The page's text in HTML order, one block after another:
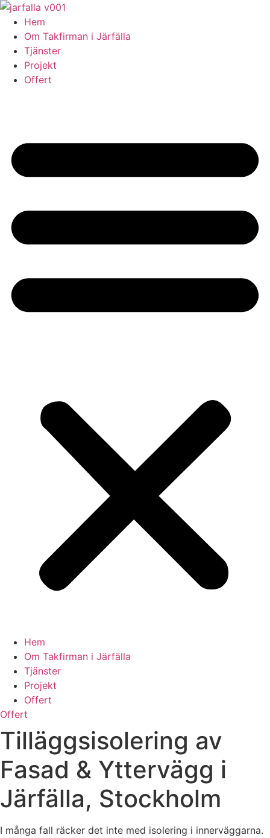
Skip
content
Hem
Om Takfirman i Järfälla
Tjänster
Projekt
Offert
Hem
Om Takfirman i Järfälla
Tjänster
Projekt
Offert
Offert
Tilläggsisolering av
Fasad & Yttervägg i
Järfälla, Stockholm
I många fall räcker det inte med isolering i innerväggarna.